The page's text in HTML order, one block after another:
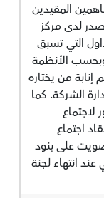
المقيدين
لدى مركز
التي تسبق
وبحسب الأنظمة
إنابة من يختاره
الشركة. كما
لاجتماع
اجتماع
على بنود
انتهاء لجنة